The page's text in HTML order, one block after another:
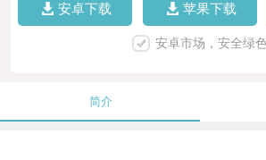
安卓下载 苹果下载
安卓市场，安全绿
简介